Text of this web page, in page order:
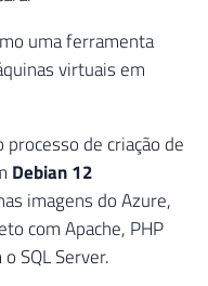
uma ferramenta
virtuais em
de criação de
Debian 12
imagens do Azure,
com Apache, PHP
SQL Server.